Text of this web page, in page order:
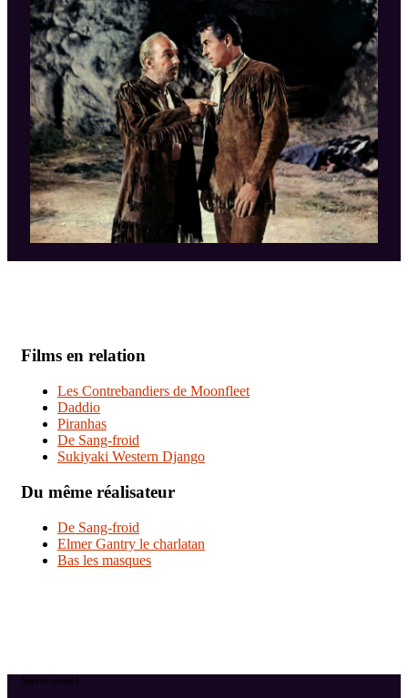
Films en relation
Les Contrebandiers de Moonfleet
Daddio
Piranhas
De Sang-froid
Sukiyaki Western Django
Du même réalisateur
De Sang-froid
Elmer Gantry le charlatan
Bas les masques
Suivez-nous !